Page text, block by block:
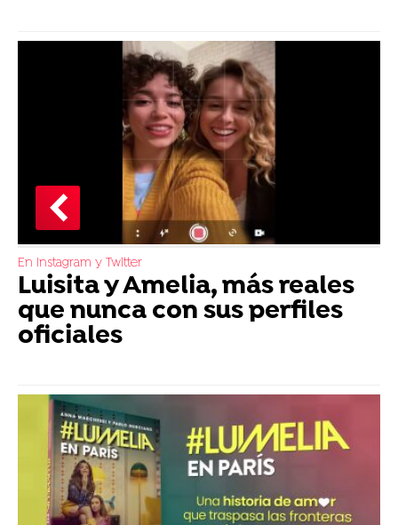
En Instagram y Twitter
Luisita y Amelia, más reales
que nunca con sus perfiles
oficiales